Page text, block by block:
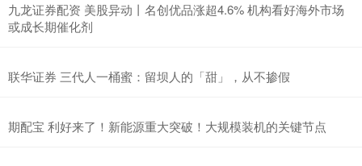
九龙证券配资 美股异动丨名创优品涨超4.6% 机构看好海外市场
或成长期催化剂
联华证券 三代人一桶蜜：留坝人的「甜」，从不掺假
期配宝 利好来了！新能源重大突破！大规模装机的关键节点